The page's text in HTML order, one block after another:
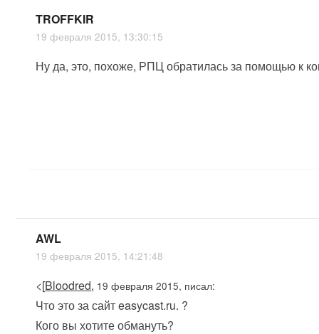
TROFFKIR
19 февраля 2015, 13:30:15
Ну да, это, похоже, РПЦ обратилась за помощью к
AWL
19 февраля 2015, 14:21:48
<[Bloodred, 19 февраля 2015, писал:
Что это за сайт easycast.ru. ?
Кого вы хотите обмануть?